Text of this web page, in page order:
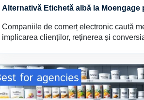
Alternativă Etichetă albă la
Companiile de comerț electronic caută
implicarea clienților, reținerea și